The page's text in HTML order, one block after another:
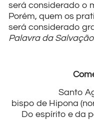
será considerado o
Porém, quem os
será considerado
Palavra da
Santo
bispo de Hipona
Do espírito e da